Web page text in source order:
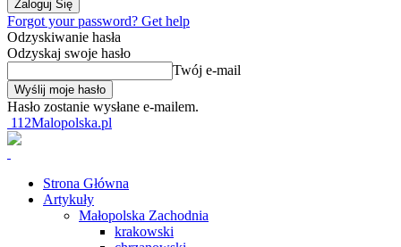
Forgot your password? Get help
Odzyskiwanie hasła
Odzyskaj swoje hasło
Twój e-mail
Hasło zostanie wysłane e-mailem.
112Malopolska.pl
Strona Główna
Artykuły
Małopolska Zachodnia
krakowski